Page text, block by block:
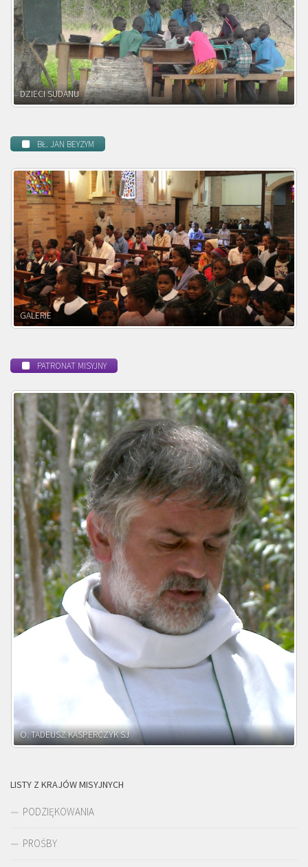
DZIECI ZAMBII
BŁ. JAN BEYZYM
POWOŁANIE MISYJNE
PATRONAT MISYJNY
O. ADNRZEJ LEŚNIARA SJ
LISTY Z KRAJÓW MISYJNYCH
PODZIĘKOWANIA
PROŚBY